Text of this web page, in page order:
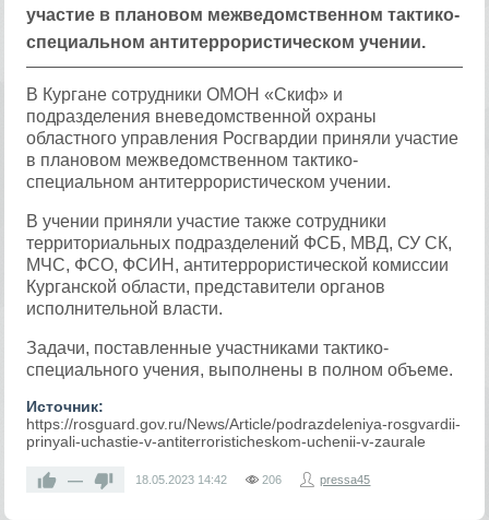
участие в плановом межведомственном тактико-
специальном антитеррористическом учении.
В Кургане сотрудники ОМОН «Скиф» и
подразделения вневедомственной охраны
областного управления Росгвардии приняли участие
в плановом межведомственном тактико-
специальном антитеррористическом учении.
В учении приняли участие также сотрудники
территориальных подразделений ФСБ, МВД, СУ СК,
МЧС, ФСО, ФСИН, антитеррористической комиссии
Курганской области, представители органов
исполнительной власти.
Задачи, поставленные участниками тактико-
специального учения, выполнены в полном объеме.
Источник:
https://rosguard.gov.ru/News/Article/podrazdeleniya-rosgvardii-
prinyali-uchastie-v-antiterroristicheskom-uchenii-v-zaurale
— 18.05.2023 14:42 206 pressa45